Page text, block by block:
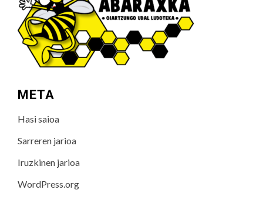
META
Hasi saioa
Sarreren jarioa
Iruzkinen jarioa
WordPress.org